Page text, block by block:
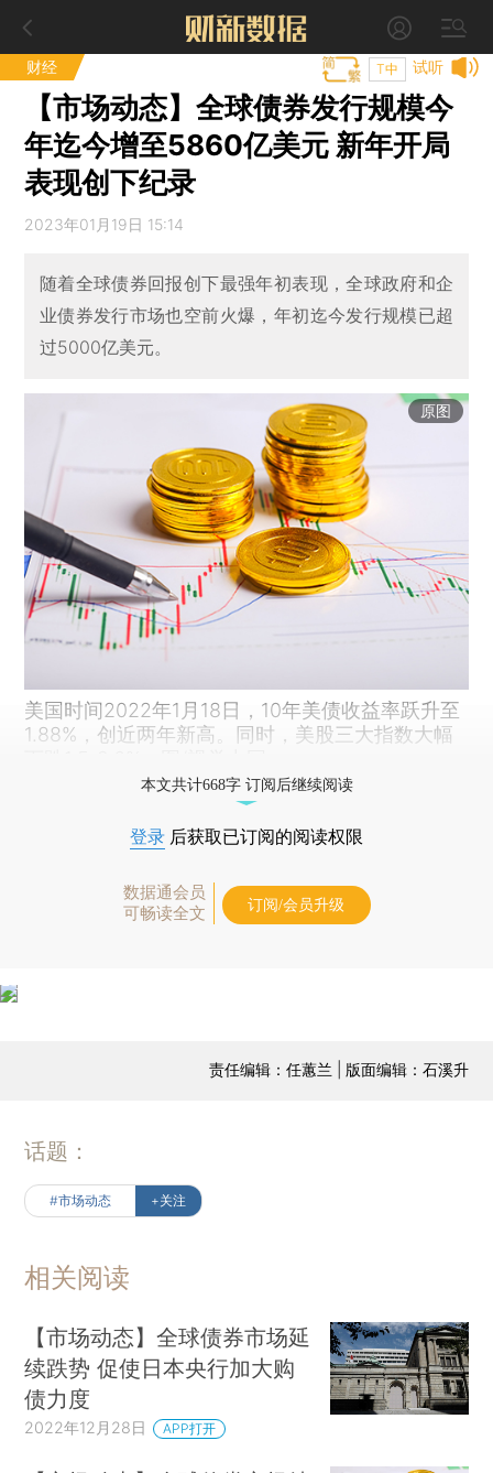
财经 试听
T中
【市场动态】全球债券发行规模今
年迄今增至5860亿美元 新年开局
表现创下纪录
2023年01月19日 15:14
随着全球债券回报创下最强年初表现，全球政府和企
业债券发行市场也空前火爆，年初迄今发行规模已超
过5000亿美元。
原图
美国时间2022年1月18日，10年美债收益率跃升至
1.88%，创近两年新高。同时，美股三大指数大幅
本文共计668字 订阅后继续阅读
登录 后获取已订阅的阅读权限
数据通会员
可畅读全文
订阅/会员升级
责任编辑：任蕙兰 | 版面编辑：石溪升
话题：
#市场动态 +关注
相关阅读
【市场动态】全球债券市场延
续跌势 促使日本央行加大购
债力度
2022年12月28日 APP打开